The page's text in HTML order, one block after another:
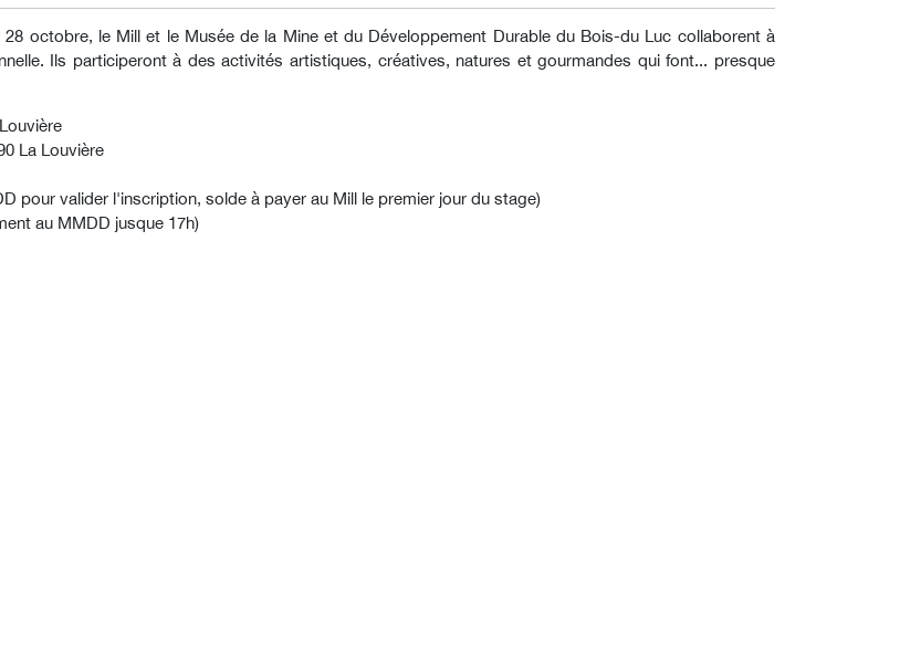
octobre, le Mill et le Musée de la Mine et du Développement Durable du Bois-du Luc collaborent à
Ils participeront à des activités artistiques, créatives, natures et gourmandes qui font... presque
La Louvière
pour valider l'inscription, solde à payer au Mill le premier jour du stage)
au MMDD jusque 17h)